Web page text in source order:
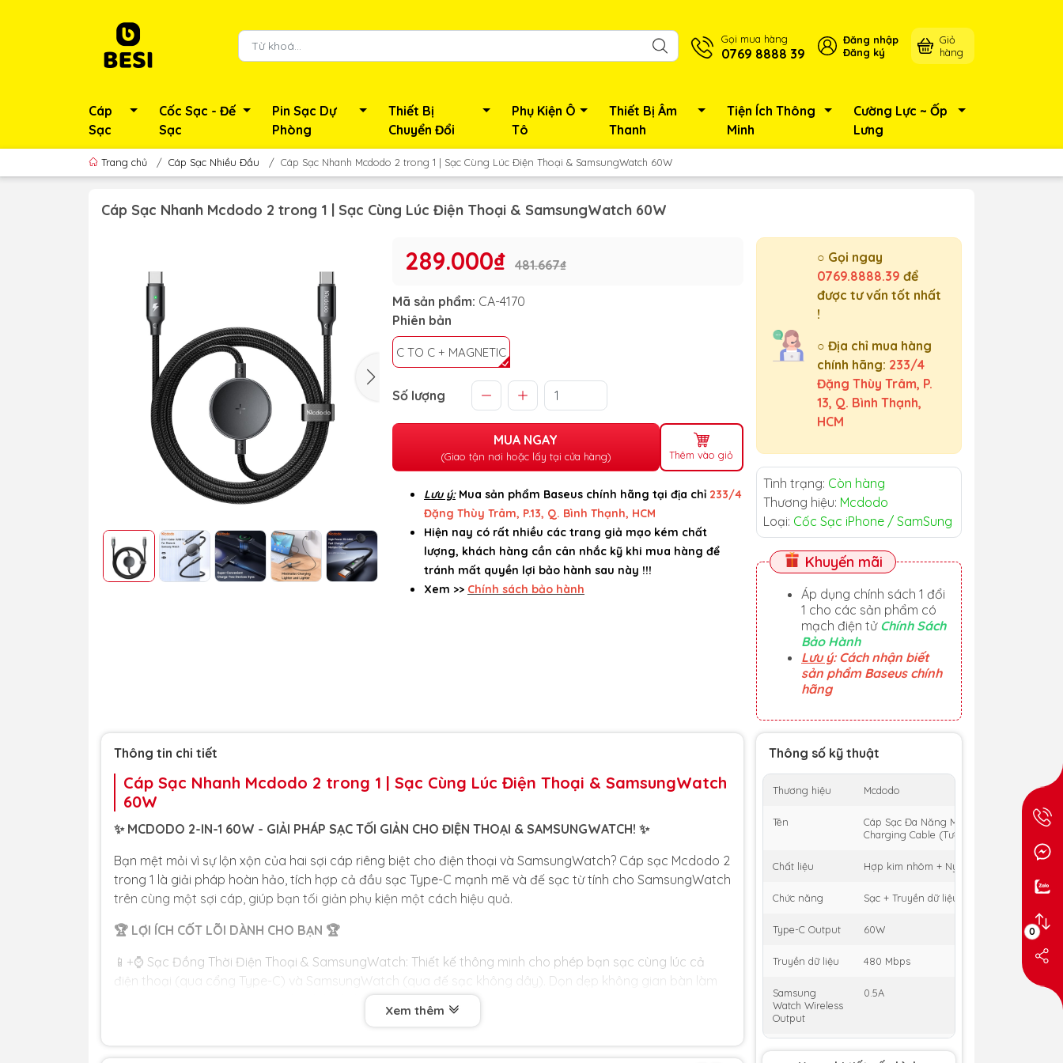
Gọi mua hàng
0769 8888 39
Đăng nhập
Đăng ký
Giỏ
hàng
Cáp
Sạc
Cốc Sạc - Đế
Sạc
Pin Sạc Dự
Phòng
Thiết Bị
Chuyển Đổi
Phụ Kiện Ô
Tô
Thiết Bị Âm
Thanh
Tiện Ích Thông
Minh
Cường Lực ~ Ốp
Lưng
Trang chủ / Cáp Sạc Nhiều Đầu / Cáp Sạc Nhanh Mcdodo 2 trong 1 | Sạc Cùng Lúc Điện Thoại & SamsungWatch 60W
Cáp Sạc Nhanh Mcdodo 2 trong 1 | Sạc Cùng Lúc Điện Thoại & SamsungWatch 60W
289.000₫ 481.667₫
Mã sản phẩm: CA-4170
Phiên bản
C TO C + MAGNETIC
Số lượng
MUA NGAY
(Giao tận nơi hoặc lấy tại cửa hàng) Thêm vào giỏ
Lưu ý: Mua sản phẩm Baseus chính hãng tại địa chỉ 233/4
Đặng Thùy Trâm, P.13, Q. Bình Thạnh, HCM
Hiện nay có rất nhiều các trang giả mạo kém chất
lượng, khách hàng cần cân nhắc kỹ khi mua hàng để
tránh mất quyền lợi bảo hành sau này !!!
Xem >> Chính sách bảo hành
0
○ Gọi ngay
0769.8888.39 để
được tư vấn tốt nhất
!
○ Địa chỉ mua hàng
chính hãng: 233/4
Đặng Thùy Trâm, P.
13, Q. Bình Thạnh,
HCM
Tình trạng: Còn hàng
Thương hiệu: Mcdodo
Loại: Cốc Sạc iPhone / SamSung
Khuyến mãi
Áp dụng chính sách 1 đổi
1 cho các sản phẩm có
mạch điện tử Chính Sách
Bảo Hành
Lưu ý: Cách nhận biết
sản phẩm Baseus chính
hãng
Thông số kỹ thuật
Thương hiệu Mcdodo
Tên
Cáp Sạc Đa Năng Mcdodo 2 in 1 PD +
Charging Cable (Tương Thích Samsung
Chất liệu Hợp kim nhôm + Nylon
Chức năng Sạc + Truyền dữ liệu
Type-C Output 60W
Truyền dữ liệu 480 Mbps
Samsung
Watch Wireless
Output
0.5A
Chiều dài cáp 1.5m
Thông tin chi tiết
Cáp Sạc Nhanh Mcdodo 2 trong 1 | Sạc Cùng Lúc Điện Thoại & SamsungWatch
60W
✨ MCDODO 2-IN-1 60W - GIẢI PHÁP SẠC TỐI GIẢN CHO ĐIỆN THOẠI & SAMSUNGWATCH! ✨
Bạn mệt mỏi vì sự lộn xộn của hai sợi cáp riêng biệt cho điện thoại và SamsungWatch? Cáp sạc Mcdodo 2
trong 1 là giải pháp hoàn hảo, tích hợp cả đầu sạc Type-C mạnh mẽ và đế sạc từ tính cho SamsungWatch
trên cùng một sợi cáp, giúp bạn tối giản phụ kiện một cách hiệu quả.
🏆 LỢI ÍCH CỐT LÕI DÀNH CHO BẠN 🏆
📱+⌚️ Sạc Đồng Thời Điện Thoại & SamsungWatch: Thiết kế thông minh cho phép bạn sạc cùng lúc cả
điện thoại (qua cổng Type-C) và SamsungWatch (qua đế sạc không dây). Dọn dẹp không gian bàn làm
việc, tủ đầu giường và tối giản hành lý du lịch của bạn.
⚡️ Sạc Nhanh Vượt Trội: Đầu cắm Type-C hỗ trợ sạc nhanh công suất lớn, đủ sức mạnh để nạp năng lượng
cho máy tính bảng và sạc siêu nhanh cho điện thoại, trong khi vẫn sạc ổn định cho đồng hồ.
Xem thêm